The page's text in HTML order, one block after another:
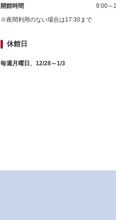
開館時間
9:00～
※夜間利用のない場合は17:30まで
休館日
毎週月曜日、12/28～1/3